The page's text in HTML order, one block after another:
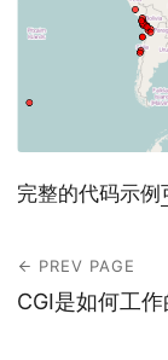
完整的代码示例
PREV PAGE
CGI是如何工作